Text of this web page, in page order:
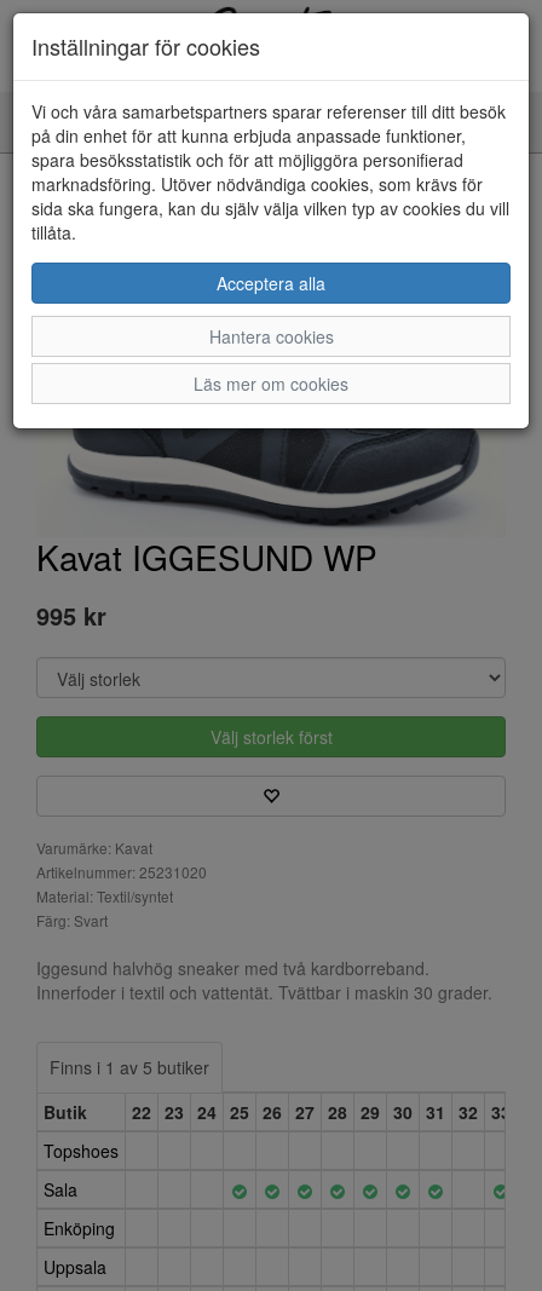
Toggle
navigation
HEM
Kavat IGGESUND WP
995 kr
Välj storlek först
Varumärke: Kavat
Artikelnummer: 25231020
Material: Textil/syntet
Färg: Svart
Iggesund halvhög sneaker med två kardborreband.
Innerfoder i textil och vattentät. Tvättbar i maskin 30 grader.
Finns i 1 av 5 butiker
Butik
22 23 24 25 26 27 28 29 30 31 32 33
Topshoes
Sala
Enköping
Uppsala
Inställningar för cookies
Vi och våra samarbetspartners sparar referenser till ditt besök
på din enhet för att kunna erbjuda anpassade funktioner,
spara besöksstatistik och för att möjliggöra personifierad
marknadsföring. Utöver nödvändiga cookies, som krävs för
sida ska fungera, kan du själv välja vilken typ av cookies du vill
tillåta.
Acceptera alla
Hantera cookies
Läs mer om cookies